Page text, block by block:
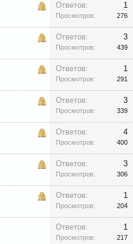
Ответов: 1
Просмотров: 276
Ответов: 3
Просмотров: 439
Ответов: 1
Просмотров: 291
Ответов: 3
Просмотров: 339
Ответов: 4
Просмотров: 400
Ответов: 3
Просмотров: 306
Ответов: 1
Просмотров: 204
Ответов: 1
Просмотров: 217